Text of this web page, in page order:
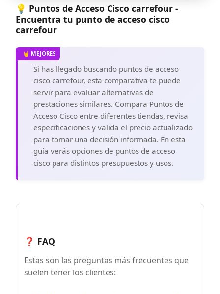
privilegios de invitado
TRANQUILIDAD: soporte técnico de un
año y garantía limitada de por vida
💡 Puntos de Acceso Cisco carrefour -
Encuentra tu punto de acceso cisco
carrefour
Si has llegado buscando puntos de acceso
cisco carrefour, esta comparativa te puede
servir para evaluar alternativas de
prestaciones similares. Compara Puntos de
Acceso Cisco entre diferentes tiendas, revisa
especificaciones y valida el precio actualizado
para tomar una decisión informada. En esta
guía verás opciones de puntos de acceso
cisco para distintos presupuestos y usos.
❓ FAQ
Estas son las preguntas más frecuentes que
suelen tener los clientes: